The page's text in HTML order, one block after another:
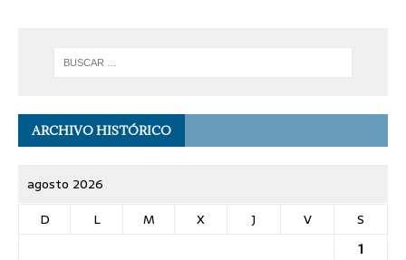
ARCHIVO HISTÓRICO
agosto 2026
D
L M X J V
S
1